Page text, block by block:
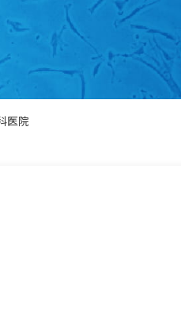
生治療編〜
医院